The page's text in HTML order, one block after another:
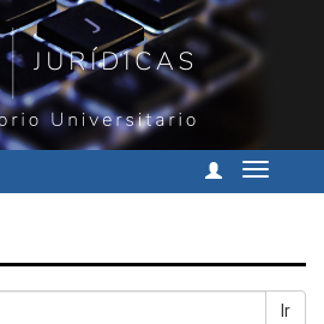
Cambiar
Ir